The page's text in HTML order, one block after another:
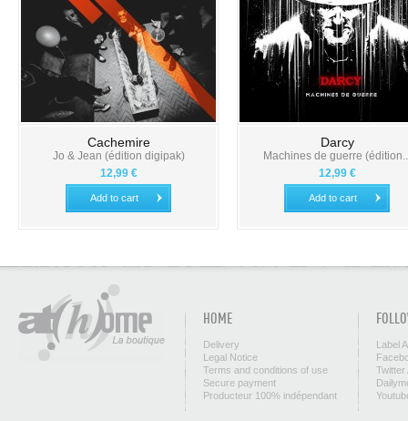
Cachemire
Jo & Jean (édition digipak)
12,99 €
Add to cart
Darcy
Machines de guerre
12,99 €
Add to cart
HOME
Delivery
Legal Notice
Terms and conditions of use
Secure payment
Producteur 100% indépendant
Label
Twitter